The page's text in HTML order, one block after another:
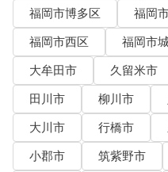
福岡市博多区
福岡
福岡市西区
福岡市
大牟田市
久留米市
田川市
柳川市
大川市
行橋市
小郡市
筑紫野市